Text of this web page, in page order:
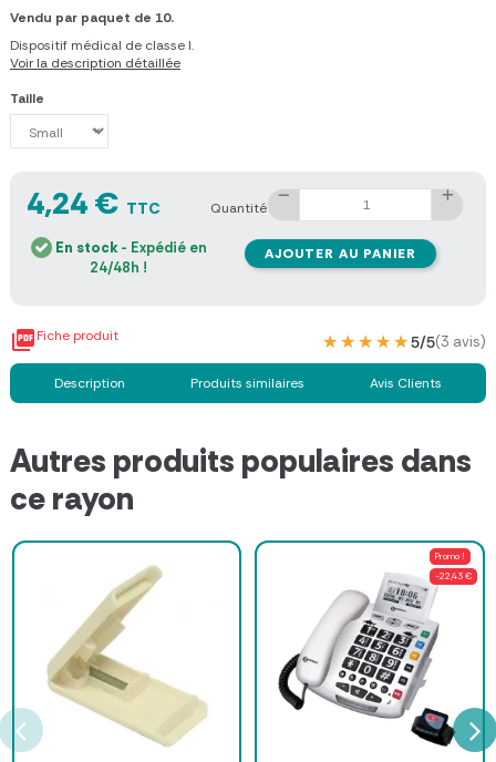
Vendu par paquet de 10.
Dispositif médical de classe I.
Voir la description détaillée
Taille
4,24 € TTC
En stock- Expédié en
24/48h !
Quantité
AJOUTER AU PANIER
Fiche produit ★★★★★
★★★★★5/5(3 avis)
Description Produits similaires Avis Clients
Autres produits populaires dans
ce rayon
Promo !
-22,43 €